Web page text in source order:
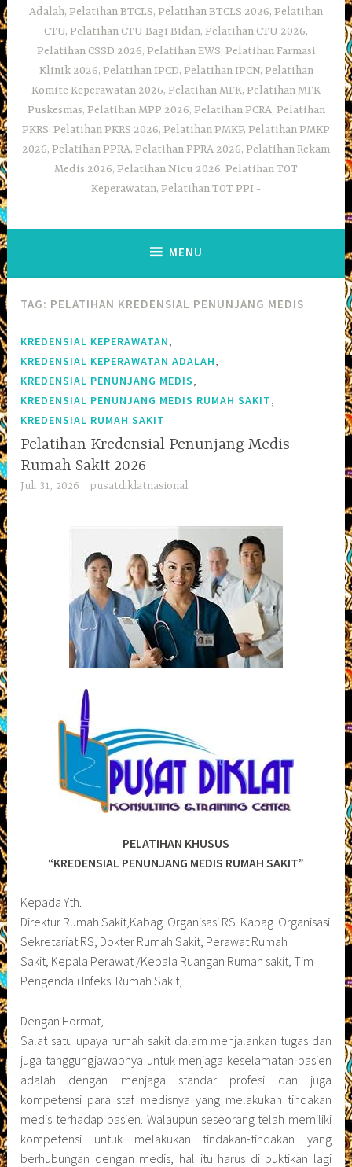
Adalah, Pelatihan BTCLS, Pelatihan BTCLS 2026, Pelatihan
CTU, Pelatihan CTU Bagi Bidan, Pelatihan CTU 2026,
Pelatihan CSSD 2026, Pelatihan EWS, Pelatihan Farmasi
Klinik 2026, Pelatihan IPCD, Pelatihan IPCN, Pelatihan
Komite Keperawatan 2026, Pelatihan MFK, Pelatihan MFK
Puskesmas, Pelatihan MPP 2026, Pelatihan PCRA, Pelatihan
PKRS, Pelatihan PKRS 2026, Pelatihan PMKP, Pelatihan PMKP
2026, Pelatihan PPRA, Pelatihan PPRA 2026, Pelatihan Rekam
Medis 2026, Pelatihan Nicu 2026, Pelatihan TOT
Keperawatan, Pelatihan TOT PPI
MENU
TAG: PELATIHAN KREDENSIAL PENUNJANG MEDIS
KREDENSIAL KEPERAWATAN
KREDENSIAL KEPERAWATAN ADALAH
KREDENSIAL PENUNJANG MEDIS
KREDENSIAL PENUNJANG MEDIS RUMAH SAKIT
KREDENSIAL RUMAH SAKIT
Pelatihan Kredensial Penunjang Medis
Rumah Sakit 2026
Juli 31, 2026 pusatdiklatnasional
PELATIHAN KHUSUS
“KREDENSIAL PENUNJANG MEDIS RUMAH SAKIT”
Kepada Yth.
Direktur Rumah Sakit,Kabag. Organisasi RS. Kabag. Organisasi
Sekretariat RS, Dokter Rumah Sakit, Perawat Rumah
Sakit, Kepala Perawat /Kepala Ruangan Rumah sakit, Tim
Pengendali Infeksi Rumah Sakit,
Dengan Hormat,
Salat satu upaya rumah sakit dalam menjalankan tugas dan
juga tanggungjawabnya untuk menjaga keselamatan pasien
adalah dengan menjaga standar profesi dan juga
kompetensi para staf medisnya yang melakukan tindakan
medis terhadap pasien. Walaupun seseorang telah memiliki
kompetensi untuk melakukan tindakan-tindakan yang
berhubungan dengan medis, hal itu harus di buktikan lagi